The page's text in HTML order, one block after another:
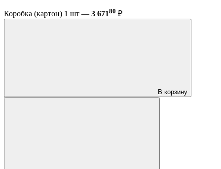
Коробка (картон) 1 шт — 3 67180 ₽
В корзину